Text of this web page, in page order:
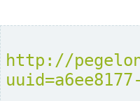
http://